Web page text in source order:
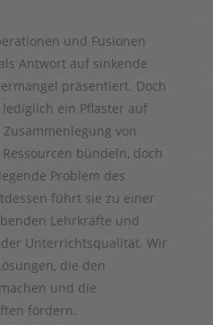
und Fusionen
Antwort auf sinkende
präsentiert. Doch
ein Pflaster auf
von
bündeln, doch
Problem des
führt sie zu einer
Lehrkräfte und
Unterrichtsqualität. Wir
die den
und die
fördern.